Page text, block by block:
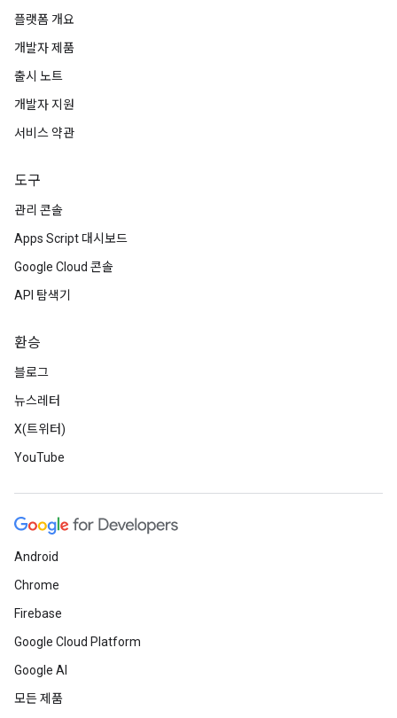
플랫폼 개요
개발자 제품
출시 노트
개발자 지원
서비스 약관
도구
관리 콘솔
Apps Script 대시보드
Google Cloud 콘솔
API 탐색기
환승
블로그
뉴스레터
X(트위터)
YouTube
Android
Chrome
Firebase
Google Cloud Platform
Google AI
모든 제품